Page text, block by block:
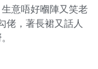
意唔好嗰陣又笑老
佬，著長裙又話人